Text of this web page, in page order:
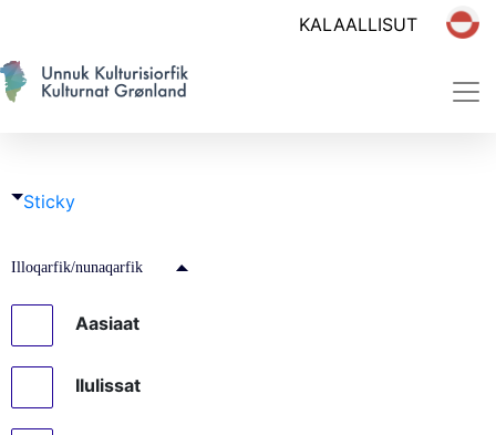
Sticky
Illoqarfik/nunaqarfik
Aasiaat
Ilulissat